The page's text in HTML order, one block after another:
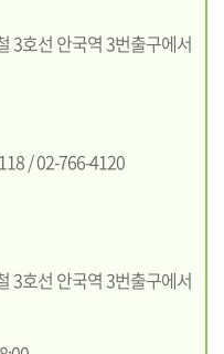
3호선 안국역 3번출구에서
/ 02-766-4120
3호선 안국역 3번출구에서